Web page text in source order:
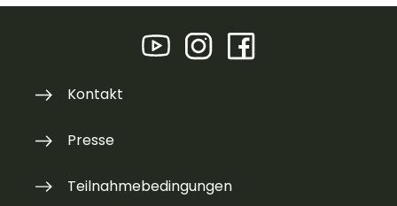
Kontakt
Presse
Teilnahmebedingungen